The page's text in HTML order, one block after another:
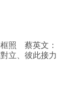
照 蔡英文：
立、彼此接力